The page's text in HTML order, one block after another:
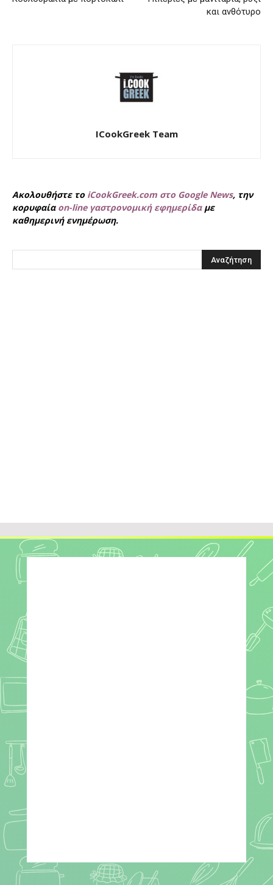
και ανθότυρο
ICookGreek Team
Ακολουθήστε το iCookGreek.com στο Google News, την
κορυφαία on-line γαστρονομική εφημερίδαμε
καθημερινή ενημέρωση.